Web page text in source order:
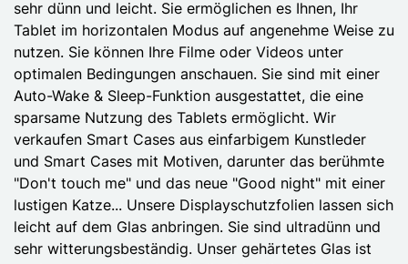
sehr dünn und leicht. Sie ermöglichen es Ihnen, Ihr
Tablet im horizontalen Modus auf angenehme Weise zu
nutzen. Sie können Ihre Filme oder Videos unter
optimalen Bedingungen anschauen. Sie sind mit einer
Auto-Wake & Sleep-Funktion ausgestattet, die eine
sparsame Nutzung des Tablets ermöglicht. Wir
verkaufen Smart Cases aus einfarbigem Kunstleder
und Smart Cases mit Motiven, darunter das berühmte
"Don't touch me" und das neue "Good night" mit einer
lustigen Katze... Unsere Displayschutzfolien lassen sich
leicht auf dem Glas anbringen. Sie sind ultradünn und
sehr witterungsbeständig. Unser gehärtetes Glas ist